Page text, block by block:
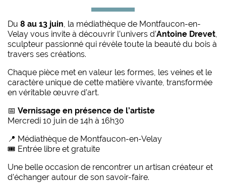
Du 8 au 13 juin, la médiathèque de Montfaucon-en-
Velay vous invite à découvrir l’univers d’Antoine Drevet,
sculpteur passionné qui révèle toute la beauté du bois à
travers ses créations.
Chaque pièce met en valeur les formes, les veines et le
caractère unique de cette matière vivante, transformée
en véritable œuvre d’art.
📅 Vernissage en présence de l’artiste
Mercredi 10 juin de 14h à 16h30
📍 Médiathèque de Montfaucon-en-Velay
🎟️ Entrée libre et gratuite
Une belle occasion de rencontrer un artisan créateur et
d’échanger autour de son savoir-faire.